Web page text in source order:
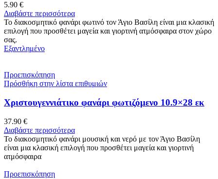
5.90 €
Διαβάστε περισσότερα
Το διακοσμητικό φανάρι φωτινό τον Άγιο Βασίλη είναι μια κλασική
επιλογή που προσθέτει μαγεία και γιορτινή ατμόσφαιρα στον χώρο
σας.
Εξαντλημένο
Προεπισκόπηση
Πρόσθήκη στην λίστα επιθυμιών
Χριστουγεννιάτικο φανάρι φωτιζόμενο 10.9×28 εκ
37.90 €
Διαβάστε περισσότερα
Το διακοσμητικό φανάρι μουσική και νερό με τον Άγιο Βασίλη
είναι μια κλασική επιλογή που προσθέτει μαγεία και γιορτινή
ατμόσφαιρα
Προεπισκόπηση